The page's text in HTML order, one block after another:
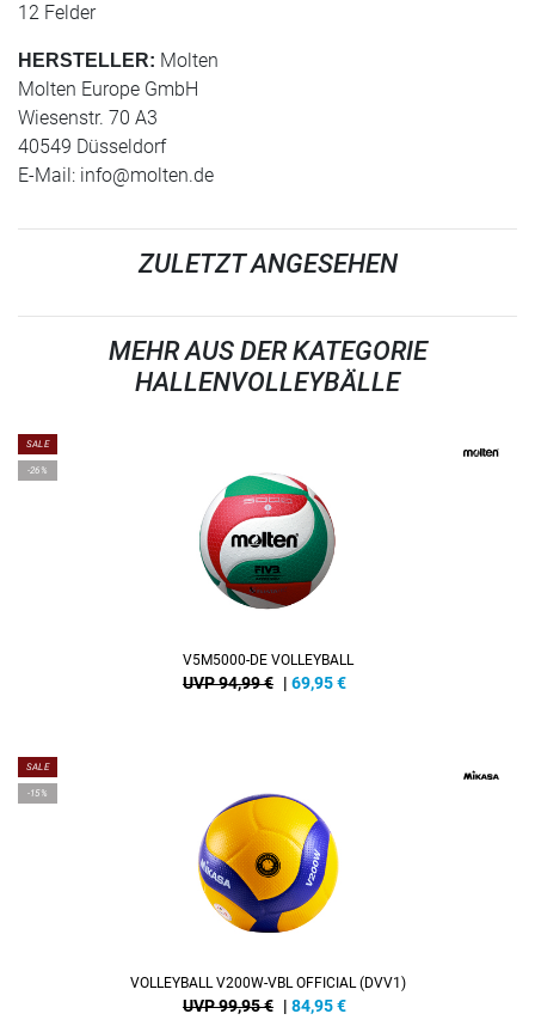
12 Felder
HERSTELLER: Molten
Molten Europe GmbH
Wiesenstr. 70 A3
40549 Düsseldorf
E-Mail: info@molten.de
ZULETZT ANGESEHEN
MEHR AUS DER KATEGORIE
HALLENVOLLEYBÄLLE
SALE
-26%
V5M5000-DE VOLLEYBALL
UVP 94,99 € | 69,95€
SALE
-15%
VOLLEYBALL V200W-VBL OFFICIAL (DVV1)
UVP 99,95 € | 84,95€